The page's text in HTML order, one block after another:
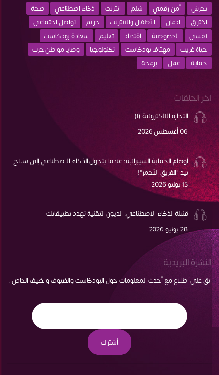
تحرش أمن رقمي سُلم انترنت ذكاء اصطناعي
صحة
اختراق
ادمان الأطفال والانترنت جرائم
تواصل اجتماعي
نفسي
الخصوصية إقتصاد تعليم
سعادة بودكاست
حياة غريب
مهتاف بودكاست تكنولوجيا
وصايا مواطن حرب
حماية
عمل برمجة
اخر الحلقات
التجارة الالكترونية (١)
06 أغسطس 2026
أوهام الحماية السيبرانية: عندما يتحول الذكاء الاصطناعي إلى سلاح
بيد "الفريق الأحمر"!
15 يوليو 2026
قنبلة الذكاء الاصطناعي: الديون التقنية تهدد تطبيقاتك
28 يونيو 2026
النشرة البريدية
ابق على اطلاع مع أحدث المعلومات حول البودكاست والضيوف والضيف الخاص .
أشتراك